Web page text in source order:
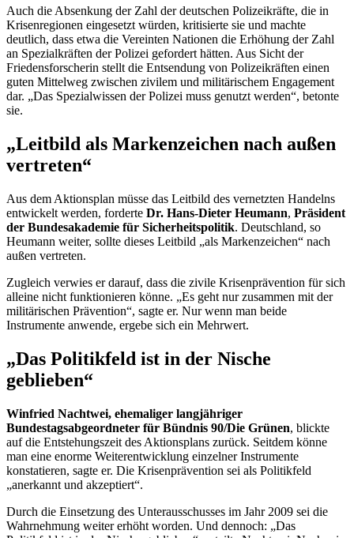
Auch die Absenkung der Zahl der deutschen Polizeikräfte, die in
Krisenregionen eingesetzt würden, kritisierte sie und machte
deutlich, dass etwa die Vereinten Nationen die Erhöhung der Zahl
an Spezialkräften der Polizei gefordert hätten. Aus Sicht der
Friedensforscherin stellt die Entsendung von Polizeikräften einen
guten Mittelweg zwischen zivilem und militärischem Engagement
dar. „Das Spezialwissen der Polizei muss genutzt werden“, betonte
sie.
„Leitbild als Markenzeichen nach außen
vertreten“
Aus dem Aktionsplan müsse das Leitbild des vernetzten Handelns
entwickelt werden, forderte Dr. Hans-Dieter Heumann, Präsident
der Bundesakademie für Sicherheitspolitik. Deutschland, so
Heumann weiter, sollte dieses Leitbild „als Markenzeichen“ nach
außen vertreten.
Zugleich verwies er darauf, dass die zivile Krisenprävention für sich
alleine nicht funktionieren könne. „Es geht nur zusammen mit der
militärischen Prävention“, sagte er. Nur wenn man beide
Instrumente anwende, ergebe sich ein Mehrwert.
„Das Politikfeld ist in der Nische
geblieben“
Winfried Nachtwei, ehemaliger langjähriger
Bundestagsabgeordneter für Bündnis 90/Die Grünen, blickte
auf die Entstehungszeit des Aktionsplans zurück. Seitdem könne
man eine enorme Weiterentwicklung einzelner Instrumente
konstatieren, sagte er. Die Krisenprävention sei als Politikfeld
„anerkannt und akzeptiert“.
Durch die Einsetzung des Unterausschusses im Jahr 2009 sei die
Wahrnehmung weiter erhöht worden. Und dennoch: „Das